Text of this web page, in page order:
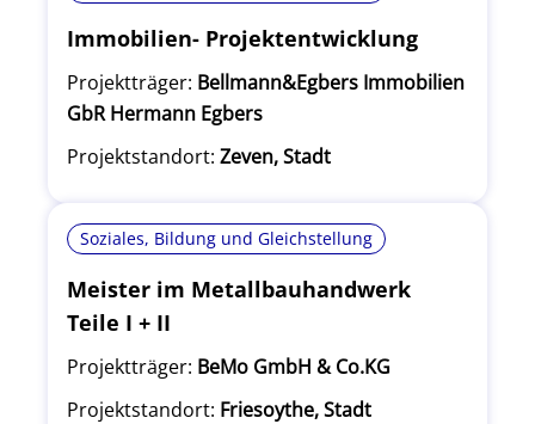
Immobilien- Projektentwicklung
Projektträger: Bellmann&Egbers Immobilien
GbR Hermann Egbers
Projektstandort: Zeven, Stadt
Soziales, Bildung und Gleichstellung
Meister im Metallbauhandwerk
Teile I + II
Projektträger: BeMo GmbH & Co.KG
Projektstandort: Friesoythe, Stadt